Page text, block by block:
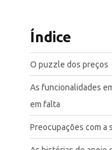
Índice
O puzzle dos preços
As funcionalidades
em falta
Preocupações com a